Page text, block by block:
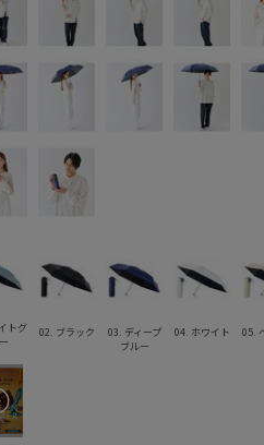
トグ
02. ブラック
03. ディープ
ブルー
04. ホワイト 05.